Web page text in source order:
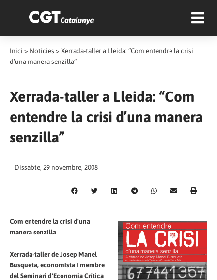
Inici > Notícies > Xerrada-taller a Lleida: “Com entendre la crisi
d’una manera senzilla”
Xerrada-taller a Lleida: “Com
entendre la crisi d’una manera
senzilla”
Dissabte, 29 novembre, 2008
Com entendre la crisi d'una
manera senzilla
Xerrada-taller de Josep Manel
Busqueta, economista i membre
del Seminari d'Economia Crítica